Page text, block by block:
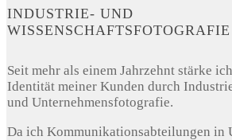
INDUSTRIE- UND
WISSENSCHAFTSFOTOGRAFIE
Seit mehr als einem Jahrzehnt stärke
Identität meiner Kunden durch
und Unternehmensfotografie.
Da ich Kommunikationsabteilungen in